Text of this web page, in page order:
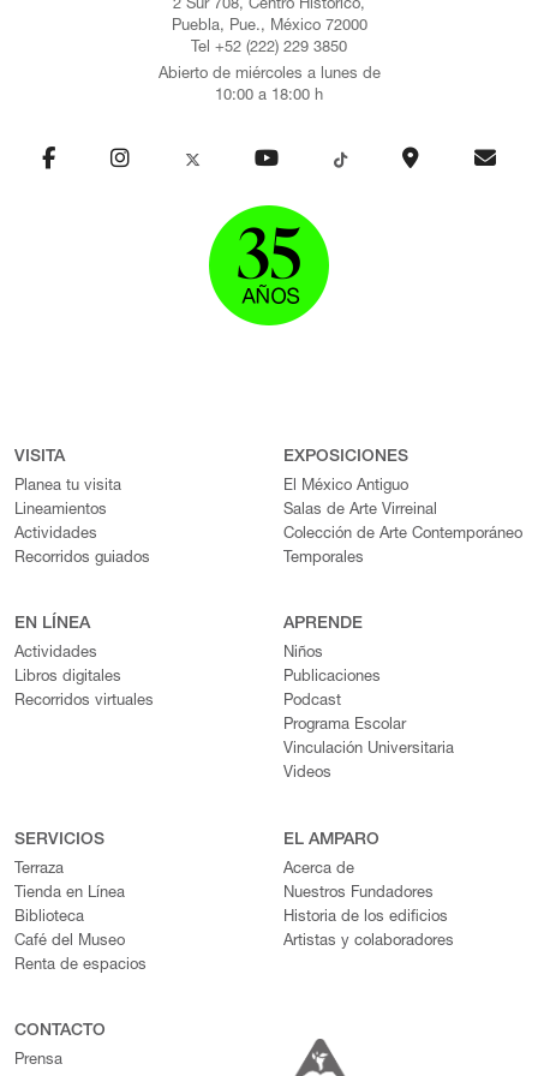
2 Sur 708, Centro Histórico,
Puebla, Pue., México 72000
Tel +52 (222) 229 3850
Abierto de miércoles a lunes de
10:00 a 18:00 h
VISITA
Planea tu visita
Lineamientos
Actividades
Recorridos guiados
EXPOSICIONES
El México Antiguo
Salas de Arte Virreinal
Colección de Arte Contemporáneo
Temporales
EN LÍNEA
Actividades
Libros digitales
Recorridos virtuales
APRENDE
Niños
Publicaciones
Podcast
Programa Escolar
Vinculación Universitaria
Videos
SERVICIOS
Terraza
Tienda en Línea
Biblioteca
Café del Museo
Renta de espacios
EL AMPARO
Acerca de
Nuestros Fundadores
Historia de los edificios
Artistas y colaboradores
CONTACTO
Prensa